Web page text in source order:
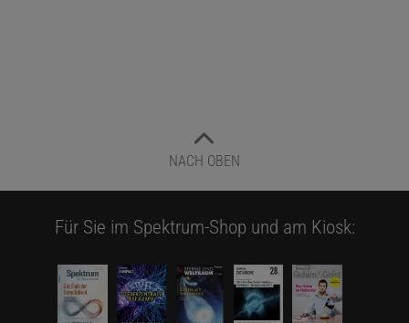
NACH OBEN
Für Sie im Spektrum-Shop und am Kiosk: